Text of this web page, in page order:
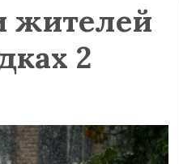
жителей
2